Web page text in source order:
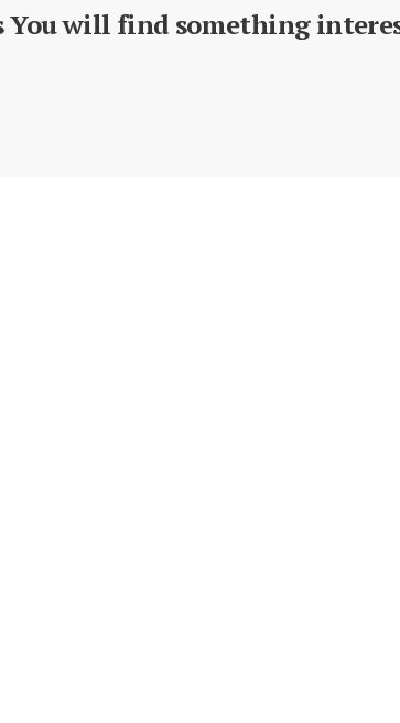
You will find something